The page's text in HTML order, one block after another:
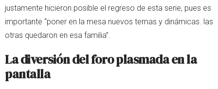
justamente hicieron posible el regreso de esta serie, pues es
importante “poner en la mesa nuevos temas y dinámicas. las
otras quedaron en esa familia”.
La diversión del foro plasmada en la
pantalla